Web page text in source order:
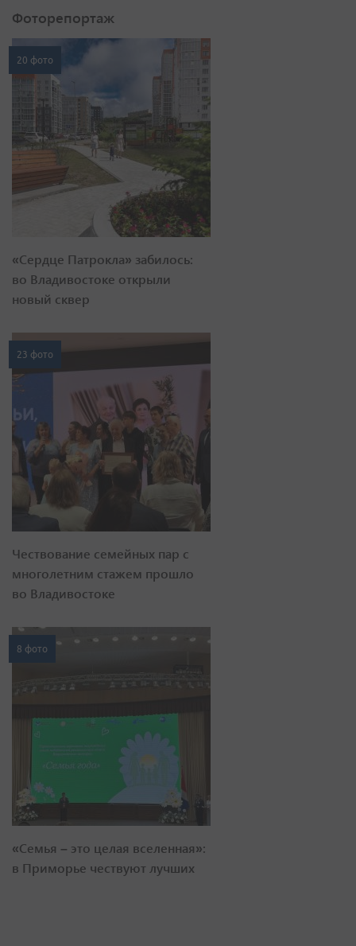
Фоторепортаж
20 фото
«Сердце Патрокла» забилось:
во Владивостоке открыли
новый сквер
23 фото
Чествование семейных пар с
многолетним стажем прошло
во Владивостоке
8 фото
«Семья – это целая вселенная»:
в Приморье чествуют лучших